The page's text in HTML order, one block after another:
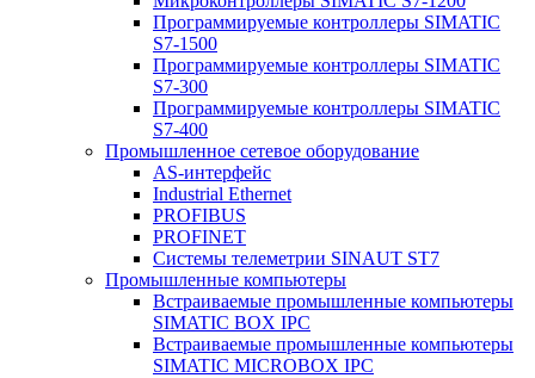
Программируемые контроллеры SIMATIC
S7-1500
Программируемые контроллеры SIMATIC
S7-300
Программируемые контроллеры SIMATIC
S7-400
Промышленное сетевое оборудование
AS-интерфейс
Industrial Ethernet
PROFIBUS
PROFINET
Системы телеметрии SINAUT ST7
Промышленные компьютеры
Встраиваемые промышленные компьютеры
SIMATIC BOX IPC
Встраиваемые промышленные компьютеры
SIMATIC MICROBOX IPC